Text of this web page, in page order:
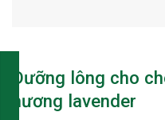
Dưỡng lông cho
hương lavender